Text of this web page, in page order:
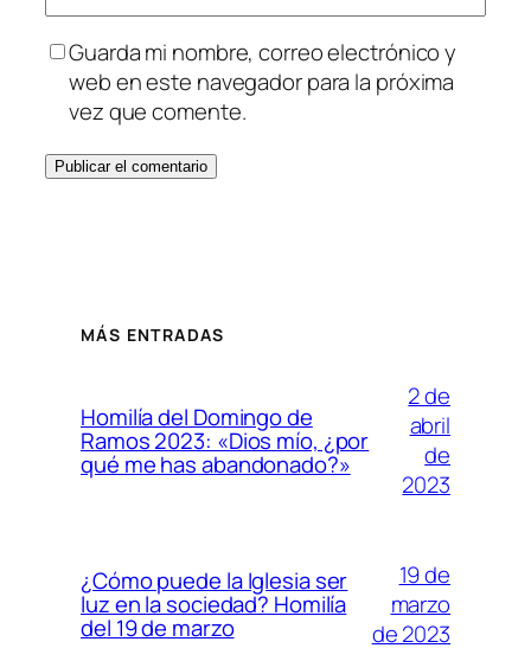
Guarda mi nombre, correo electrónico y
web en este navegador para la próxima
vez que comente.
MÁS ENTRADAS
Homilía del Domingo de
Ramos 2023: «Dios mío, ¿por
qué me has abandonado?»
2 de
abril
de
2023
¿Cómo puede la Iglesia ser
luz en la sociedad? Homilía
del 19 de marzo
19 de
marzo
de 2023